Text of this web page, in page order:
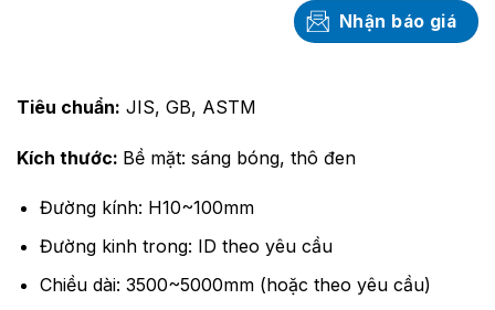
Nhận báo giá
Tiêu chuẩn: JIS, GB, ASTM
Kích thước: Bề mặt: sáng bóng, thô đen
Đường kính: H10~100mm
Đường kinh trong: ID theo yêu cầu
Chiều dài: 3500~5000mm (hoặc theo yêu cầu)